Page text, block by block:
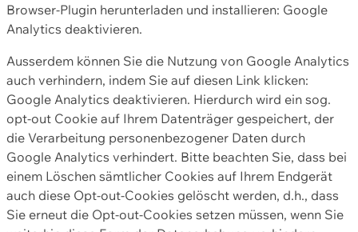
Browser-Plugin herunterladen und installieren: Google
Analytics deaktivieren.
Ausserdem können Sie die Nutzung von Google Analytics
auch verhindern, indem Sie auf diesen Link klicken:
Google Analytics deaktivieren. Hierdurch wird ein sog.
opt-out Cookie auf Ihrem Datenträger gespeichert, der
die Verarbeitung personenbezogener Daten durch
Google Analytics verhindert. Bitte beachten Sie, dass bei
einem Löschen sämtlicher Cookies auf Ihrem Endgerät
auch diese Opt-out-Cookies gelöscht werden, d.h., dass
Sie erneut die Opt-out-Cookies setzen müssen, wenn Sie